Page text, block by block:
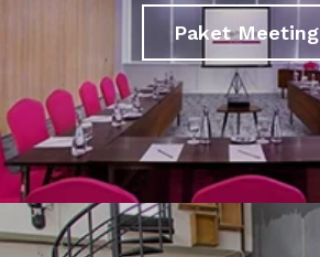
Paket Meeting